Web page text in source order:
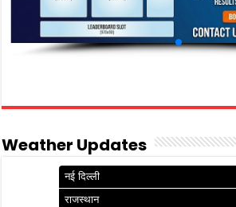
Weather Updates
नई दिल्ली
राजस्थान